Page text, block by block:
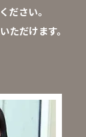
ださい。
ただけます。